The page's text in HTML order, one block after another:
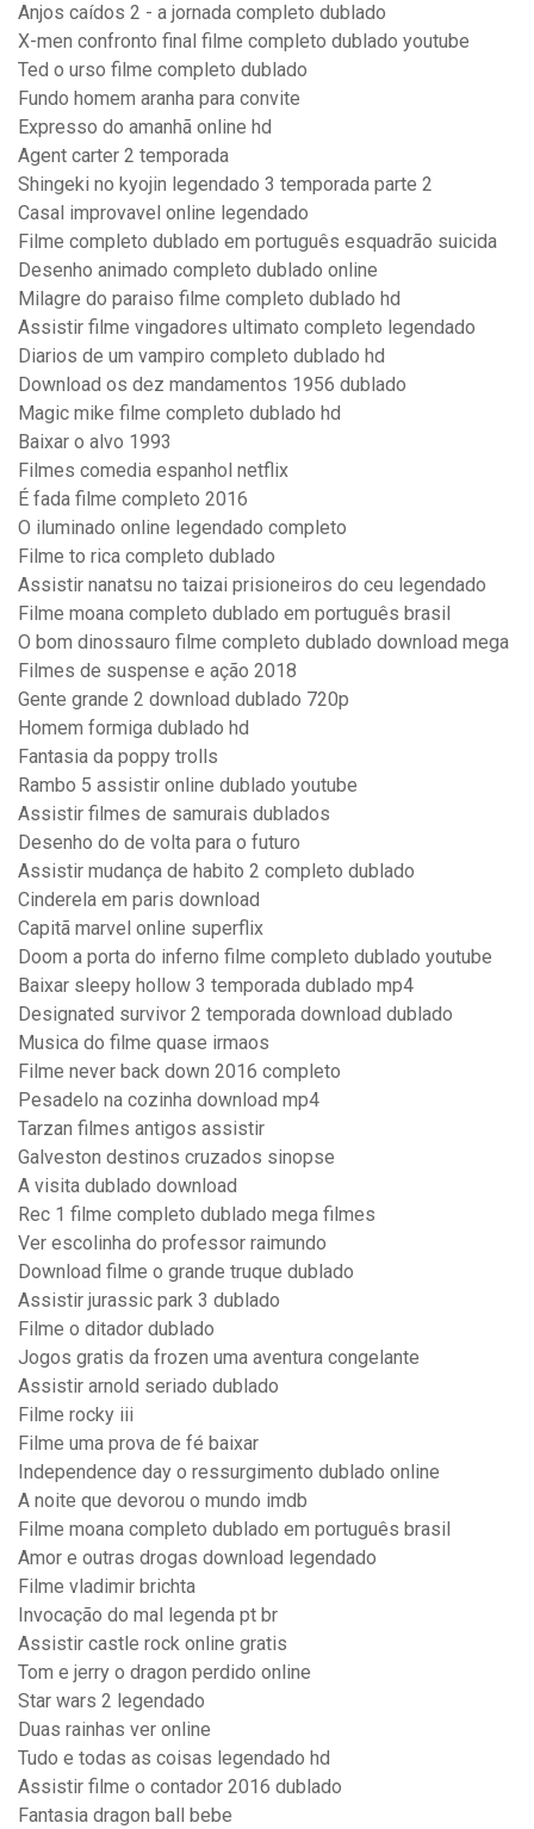
Anjos caídos 2 - a jornada completo dublado
X-men confronto final filme completo dublado youtube
Ted o urso filme completo dublado
Fundo homem aranha para convite
Expresso do amanhã online hd
Agent carter 2 temporada
Shingeki no kyojin legendado 3 temporada parte 2
Casal improvavel online legendado
Filme completo dublado em português esquadrão suicida
Desenho animado completo dublado online
Milagre do paraiso filme completo dublado hd
Assistir filme vingadores ultimato completo legendado
Diarios de um vampiro completo dublado hd
Download os dez mandamentos 1956 dublado
Magic mike filme completo dublado hd
Baixar o alvo 1993
Filmes comedia espanhol netflix
É fada filme completo 2016
O iluminado online legendado completo
Filme to rica completo dublado
Assistir nanatsu no taizai prisioneiros do ceu legendado
Filme moana completo dublado em português brasil
O bom dinossauro filme completo dublado download mega
Filmes de suspense e ação 2018
Gente grande 2 download dublado 720p
Homem formiga dublado hd
Fantasia da poppy trolls
Rambo 5 assistir online dublado youtube
Assistir filmes de samurais dublados
Desenho do de volta para o futuro
Assistir mudança de habito 2 completo dublado
Cinderela em paris download
Capitã marvel online superflix
Doom a porta do inferno filme completo dublado youtube
Baixar sleepy hollow 3 temporada dublado mp4
Designated survivor 2 temporada download dublado
Musica do filme quase irmaos
Filme never back down 2016 completo
Pesadelo na cozinha download mp4
Tarzan filmes antigos assistir
Galveston destinos cruzados sinopse
A visita dublado download
Rec 1 filme completo dublado mega filmes
Ver escolinha do professor raimundo
Download filme o grande truque dublado
Assistir jurassic park 3 dublado
Filme o ditador dublado
Jogos gratis da frozen uma aventura congelante
Assistir arnold seriado dublado
Filme rocky iii
Filme uma prova de fé baixar
Independence day o ressurgimento dublado online
A noite que devorou o mundo imdb
Filme moana completo dublado em português brasil
Amor e outras drogas download legendado
Filme vladimir brichta
Invocação do mal legenda pt br
Assistir castle rock online gratis
Tom e jerry o dragon perdido online
Star wars 2 legendado
Duas rainhas ver online
Tudo e todas as coisas legendado hd
Assistir filme o contador 2016 dublado
Fantasia dragon ball bebe